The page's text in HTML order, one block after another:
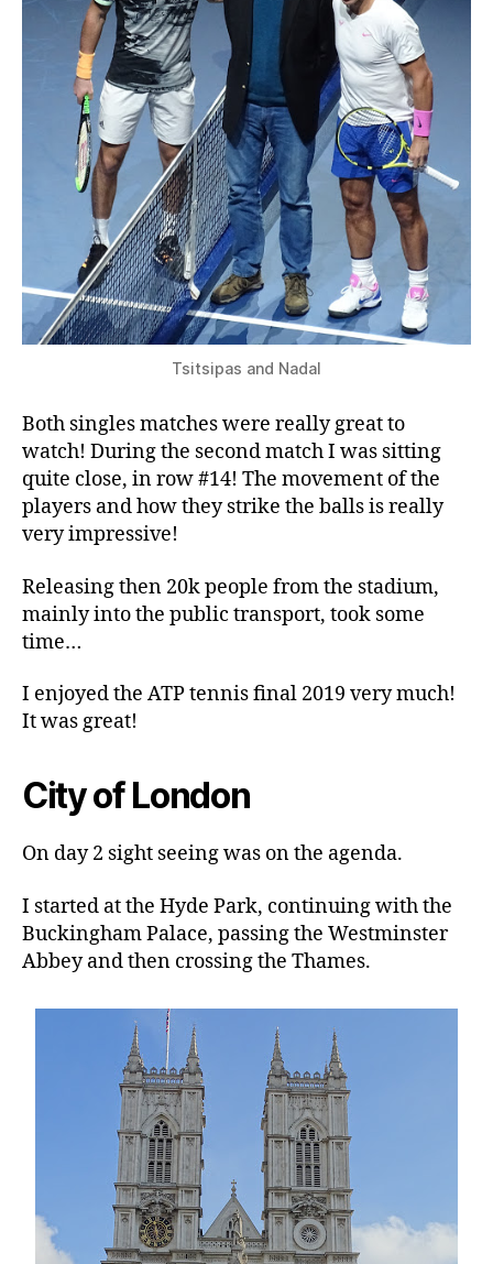
Tsitsipas and Nadal
Both singles matches were really great to
watch! During the second match I was sitting
quite close, in row #14! The movement of the
players and how they strike the balls is really
very impressive!
Releasing then 20k people from the stadium,
mainly into the public transport, took some
time…
I enjoyed the ATP tennis final 2019 very much!
It was great!
City of London
On day 2 sight seeing was on the agenda.
I started at the Hyde Park, continuing with the
Buckingham Palace, passing the Westminster
Abbey and then crossing the Thames.